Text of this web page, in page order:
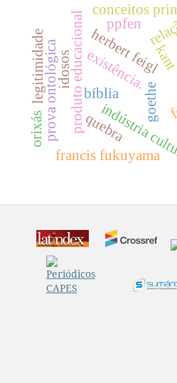
herbert feigl
bíblia
produto educacional indústria
conceitos
idosos
prova ontológica existência.
legitimidade
francis fukuyama
goethe
quebra
ppfen
orixás